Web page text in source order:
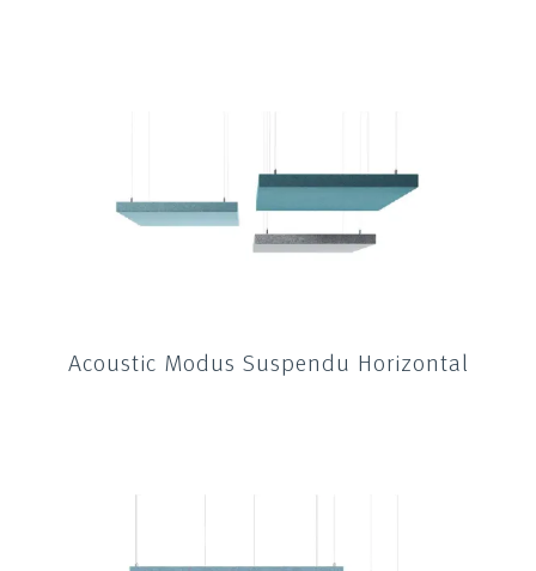
Acoustic Modus Suspendu Horizontal